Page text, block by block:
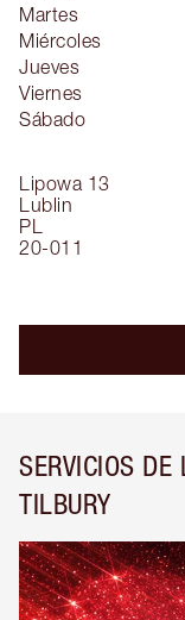
Lipowa 13
Lublin
PL
20-011
Martes
Miércoles
Jueves
Viernes
Sábado
SERVICIOS DE
TILBURY